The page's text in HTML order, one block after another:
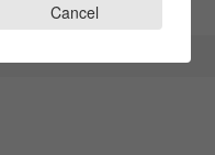
Cancel